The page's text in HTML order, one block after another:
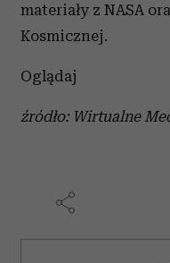
materiały z NASA
Kosmicznej.
Oglądaj
źródło: Wirtualne